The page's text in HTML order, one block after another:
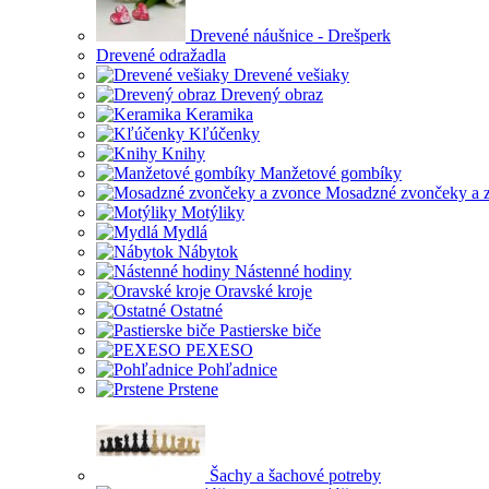
Drevené náušnice - Drešperk
Drevené odražadla
Drevené vešiaky
Drevený obraz
Keramika
Kľúčenky
Knihy
Manžetové gombíky
Mosadzné zvončeky a
Motýliky
Mydlá
Nábytok
Nástenné hodiny
Oravské kroje
Ostatné
Pastierske biče
PEXESO
Pohľadnice
Prstene
Šachy a šachové potreby